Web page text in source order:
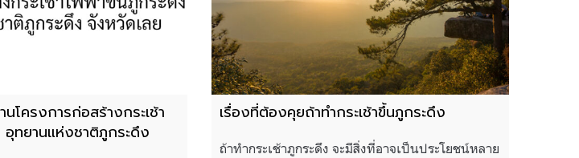
โครงการก่อสร้างกระเช้า
ทยานแห่งชาติภูกระดึง
เรื่องที่ต้องคุยถ้าทำกระเช้าขึ้นภูกระดึง
ถ้าทำกระเช้าภูกระดึง จะมีสิ่งที่อาจเป็นประโยชน์หลาย